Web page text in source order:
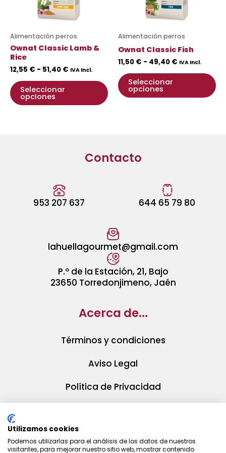
Alimentación perros
Ownat Classic Lamb &
Rice
12,55 € - 51,40 € IVA Incl.
Seleccionar
opciones
página
de
Alimentación perros
Ownat Classic Fish
11,50 € - 49,40 € IVA Incl.
Seleccionar
opciones
de
Contacto
953 207 637 644 65 79 80
lahuellagourmet@gmail.com
P.º de la Estación, 21, Bajo
23650 Torredonjimeno, Jaén
Acerca de...
Términos y condiciones
Aviso Legal
Política de Privacidad
Utilizamos cookies
Podemos utilizarlas para el análisis de los datos de nuestros
visitantes, para mejorar nuestro sitio web, mostrar contenido